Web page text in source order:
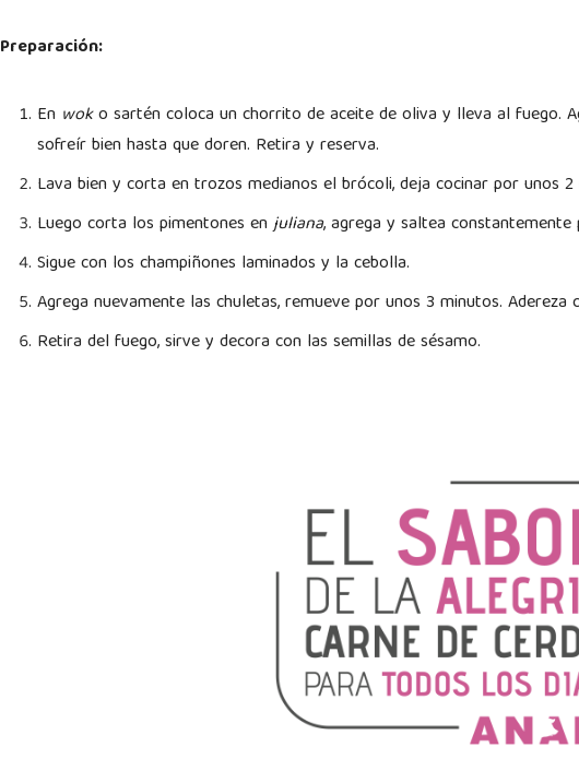
Preparación:
En woko sartén coloca un chorrito de aceite de oliva y lleva al fuego.
sofreír bien hasta que doren. Retira y reserva.
Lava bien y corta en trozos medianos el brócoli, deja cocinar por unos 2
Luego corta los pimentones enjuliana, agrega y saltea constantemente
Sigue con los champiñones laminados y la cebolla.
Agrega nuevamente las chuletas, remueve por unos 3 minutos.
Retira del fuego, sirve y decora con las semillas de sésamo.